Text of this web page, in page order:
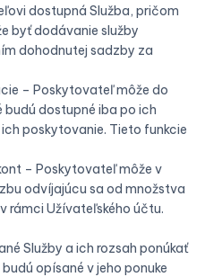
dostupná Služba, pričom
byť dodávanie služby
dohodnutej sadzby za
– Poskytovateľ môže do
budú dostupné iba po ich
poskytovanie. Tieto funkcie
– Poskytovateľ môže v
odvíjajúcu sa od množstva
rámci Užívateľského účtu.
Služby a ich rozsah ponúkať
opísané v jeho ponuke